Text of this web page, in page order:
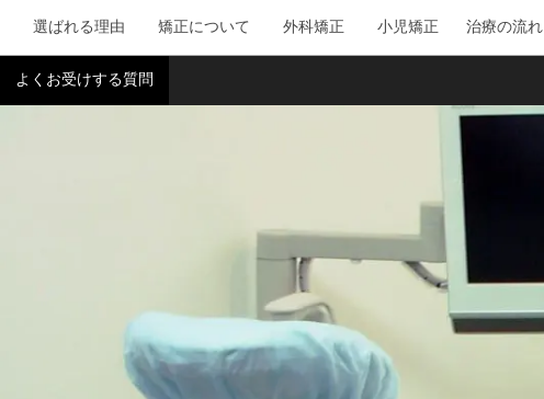
選ばれる理由 矯正について 外科矯正 小児矯正 治療の流れ
よくお受けする質問